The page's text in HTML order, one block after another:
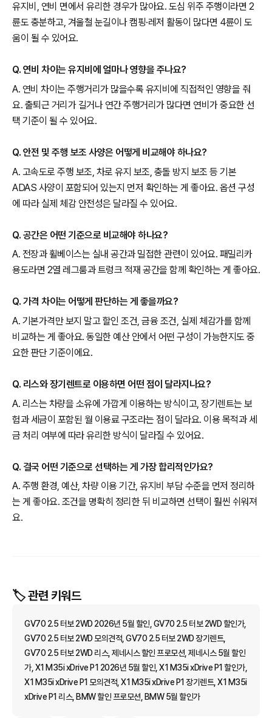
유지비, 연비 면에서 유리한 경우가 많아요. 도심 위주 주행이라면 2
륜도 충분하고, 겨울철 눈길이나 캠핑·레저 활동이 많다면 4륜이 도
움이 될 수 있어요.
Q. 연비 차이는 유지비에 얼마나 영향을 주나요?
A. 연비 차이는 주행거리가 많을수록 유지비에 직접적인 영향을 줘
요. 출퇴근 거리가 길거나 연간 주행거리가 많다면 연비가 중요한 선
택 기준이 될 수 있어요.
Q. 안전 및 주행 보조 사양은 어떻게 비교해야 하나요?
A. 고속도로 주행 보조, 차로 유지 보조, 충돌 방지 보조 등 기본
ADAS 사양이 포함되어 있는지 먼저 확인하는 게 좋아요. 옵션 구성
에 따라 실제 체감 안전성은 달라질 수 있어요.
Q. 공간은 어떤 기준으로 비교해야 하나요?
A. 전장과 휠베이스는 실내 공간과 밀접한 관련이 있어요. 패밀리카
용도라면 2열 레그룸과 트렁크 적재 공간을 함께 확인하는 게 좋아요.
Q. 가격 차이는 어떻게 판단하는 게 좋을까요?
A. 기본가격만 보지 말고 할인 조건, 금융 조건, 실제 체감가를 함께
비교하는 게 좋아요. 동일한 예산 안에서 어떤 구성이 가능한지도 중
요한 판단 기준이에요.
Q. 리스와 장기렌트로 이용하면 어떤 점이 달라지나요?
A. 리스는 차량을 소유에 가깝게 이용하는 방식이고, 장기렌트는 보
험과 세금이 포함된 월 이용료 구조라는 점이 달라요. 이용 목적과 세
금 처리 여부에 따라 유리한 방식이 달라질 수 있어요.
Q. 결국 어떤 기준으로 선택하는 게 가장 합리적인가요?
A. 주행 환경, 예산, 차량 이용 기간, 유지비 부담 수준을 먼저 정리하
는 게 좋아요. 조건을 명확히 정리한 뒤 비교하면 선택이 훨씬 쉬워져
요.
🏷️ 관련 키워드
GV70 2.5 터보 2WD 2026년 5월 할인, GV70 2.5 터보 2WD 할인가,
GV70 2.5 터보 2WD 모의견적, GV70 2.5 터보 2WD 장기렌트,
GV70 2.5 터보 2WD 리스, 제네시스 할인 프로모션, 제네시스 5월 할인
가, X1 M35i xDrive P1 2026년 5월 할인, X1 M35i xDrive P1 할인가,
X1 M35i xDrive P1 모의견적, X1 M35i xDrive P1 장기렌트, X1 M35i
xDrive P1 리스, BMW 할인 프로모션, BMW 5월 할인가